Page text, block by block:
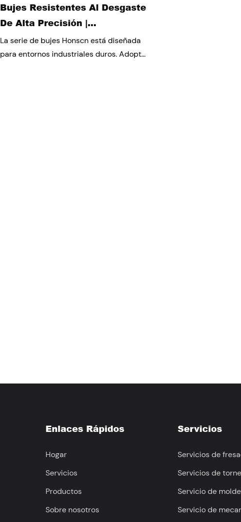
Bujes Resistentes Al Desgaste
De Alta Precisión |
Adaptabilidad Multimaterial |
Capacidad De Carga De Grado
La serie de bujes Honscn está diseñada
para entornos industriales duros. Adopta
Enlaces Rápidos
Hogar
Servicios
Productos
Sobre nosotros
Servicios
Servicios de
Servicios de
Servicio de
Servicio de